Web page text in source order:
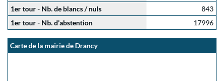
1er tour - Nb. de blancs / nuls
843
1er tour - Nb. d'abstention
17996
Carte de la mairie de Drancy